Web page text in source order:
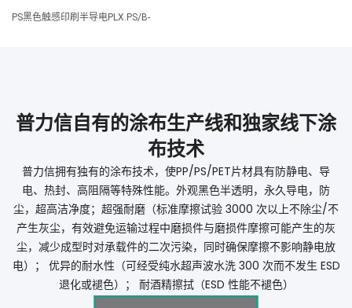
PS黑色触感印刷半导电PLX.PS/B-
普力信自有的涂布生产线和独家线下涂
布技术
普力信拥有独有的涂布技术，使PP/PS/PET片材具有防静电、导
电、热封、高阻隔等特殊性能。外观黑色半透明，永久导电，防
尘，超高洁净度；超强耐磨（标准摩擦试验 3000 次以上不除尘/不
产生灰尘，有效避免运输过程中磨损件与磨损件摩擦可能产生的灰
尘，减少成型时对承载件的二次污染，同时确保摩擦不影响静电放
电）； 优异的耐水性（可经受纯水超声波水洗 300 次而不发生 ESD
退化或褪色）； 耐酒精擦拭（ESD 性能不褪色）